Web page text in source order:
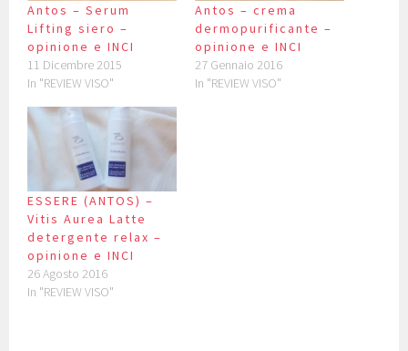
Antos – Serum
Lifting siero –
opinione e INCI
11 Dicembre 2015
In "REVIEW VISO"
Antos – crema
dermopurificante –
opinione e INCI
27 Gennaio 2016
In "REVIEW VISO"
ESSERE (ANTOS) –
Vitis Aurea Latte
detergente relax –
opinione e INCI
26 Agosto 2016
In "REVIEW VISO"